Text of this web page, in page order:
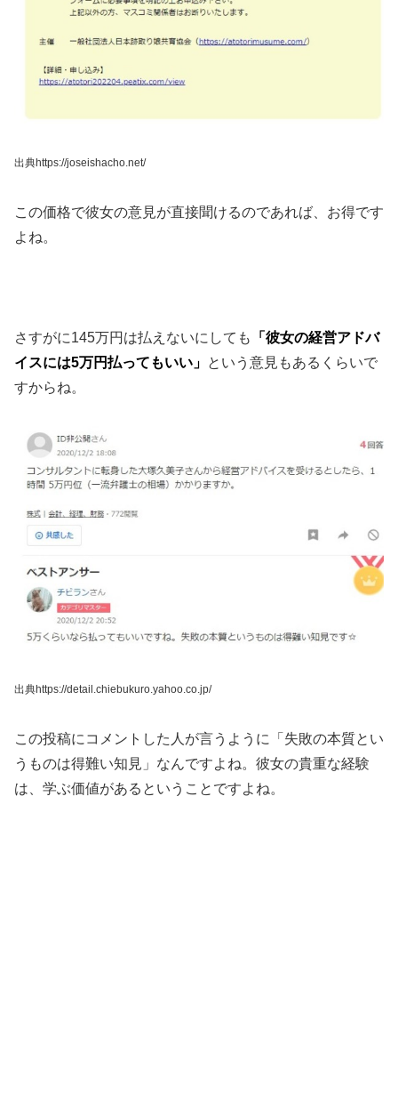
出典https://joseishacho.net/
この価格で彼女の意見が直接聞けるのであれば、お得です
よね。
さすがに145万円は払えないにしても
「彼女の経営アドバ
イスには5万円払ってもいい」 という意見もあるくらいで
すからね。
出典https://detail.chiebukuro.yahoo.co.jp/
この投稿にコメントした人が言うように「失敗の本質とい
うものは得難い知見」なんですよね。彼女の貴重な経験
は、学ぶ価値があるということですよね。